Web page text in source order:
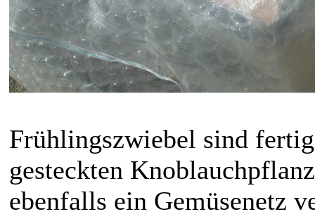
Frühlingszwiebel sind
gesteckten
ebenfalls ein Gemüsenetz